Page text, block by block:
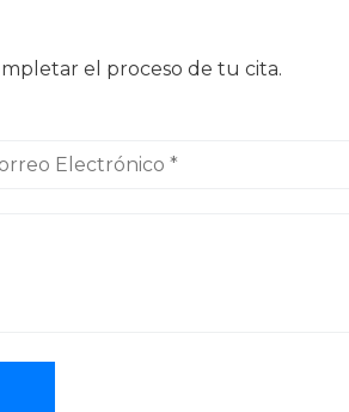
el proceso de tu cita.